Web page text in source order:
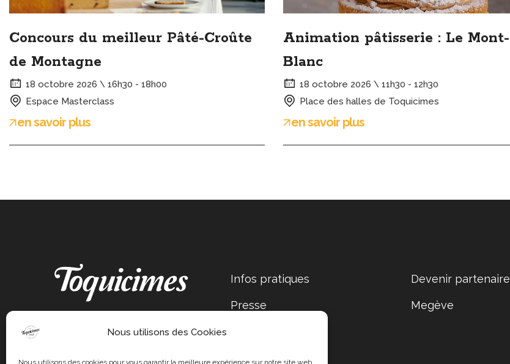
Nous utilisons des Cookies
Nous utilisons des cookies pour vous garantir la meilleure expérience sur notre site web.
Concours du meilleur Pâté-Croûte
de Montagne
18 octobre 2026 \ 16h30 - 18h00
Espace Masterclass
en savoir plus
Animation pâtisserie : Le Mont-
Blanc
18 octobre 2026 \ 11h30 - 12h30
Place des halles de Toquicimes
en savoir plus
Infos pratiques
Presse
Devenir partenaire
Megève